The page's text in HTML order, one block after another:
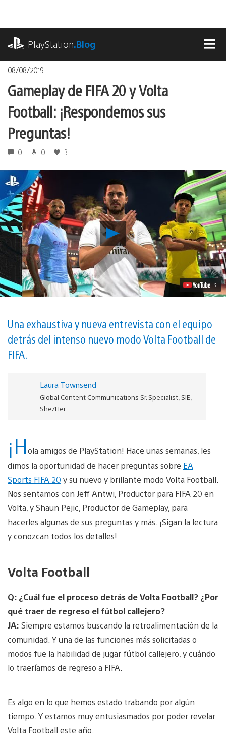
contenido
PlayStation.Blog
08/08/2019
Gameplay de FIFA 20 y Volta
Football: ¡Respondemos sus
Preguntas!
0 0 3
Reproducir
Gameplay
de
FIFA
20
y
Volta
Football:
Preguntas!
Video
Una exhaustiva y nueva entrevista con el equipo
detrás del intenso nuevo modo Volta Football de
FIFA.
Laura Townsend
Global Content Communications Sr. Specialist, SIE,
She/Her
¡Hola amigos de PlayStation! Hace unas semanas, les
dimos la oportunidad de hacer preguntas sobre EA
Sports FIFA 20 y su nuevo y brillante modo Volta Football.
Nos sentamos con Jeff Antwi, Productor para FIFA 20 en
Volta, y Shaun Pejic, Productor de Gameplay, para
hacerles algunas de sus preguntas y más. ¡Sigan la lectura
y conozcan todos los detalles!
Volta Football
Q: ¿Cuál fue el proceso detrás de Volta Football? ¿Por
qué traer de regreso el fútbol callejero?
JA: Siempre estamos buscando la retroalimentación de la
comunidad. Y una de las funciones más solicitadas o
modos fue la habilidad de jugar fútbol callejero, y cuándo
lo traeríamos de regreso a FIFA.
Es algo en lo que hemos estado trabando por algún
tiempo. Y estamos muy entusiasmados por poder revelar
Volta Football este año.